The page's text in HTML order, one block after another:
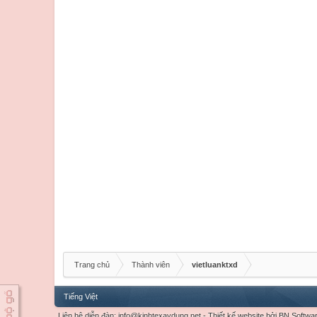
Trang chủ Thành viên vietluanktxd
Tiếng Việt